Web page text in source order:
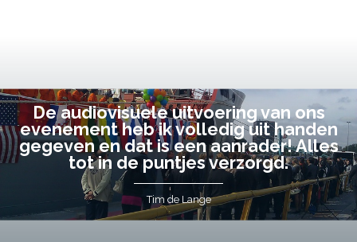
De audiovisuele uitvoering van ons
evenement heb ik volledig uit handen
gegeven en dat is een aanrader! Alles
tot in de puntjes verzorgd.
Tim de Lange